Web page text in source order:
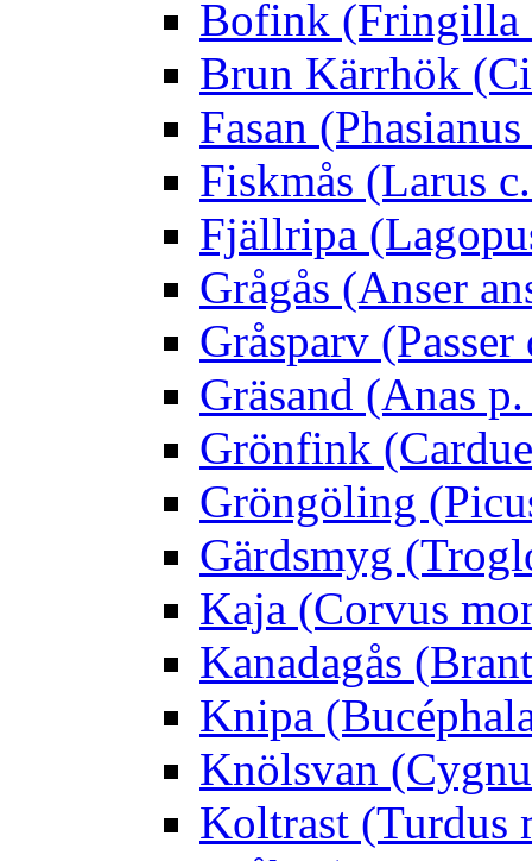
Bofink (Fringilla
Brun Kärrhök
Fasan
Fiskmås (Larus
Fjällripa
Grågås (Anser
Gråsparv
Gräsand (Anas
Grönfink
Gröngöling
Gärdsmyg
Kaja (Corvus
Kanadagås
Knipa
Knölsvan
Koltrast (Turdus